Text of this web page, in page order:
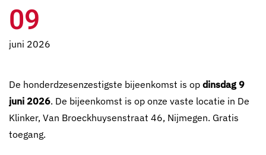
09
juni 2026
De honderdzesenzestigste bijeenkomst is op dinsdag 9
juni 2026. De bijeenkomst is op onze vaste locatie in De
Klinker, Van Broeckhuysenstraat 46, Nijmegen. Gratis
toegang.